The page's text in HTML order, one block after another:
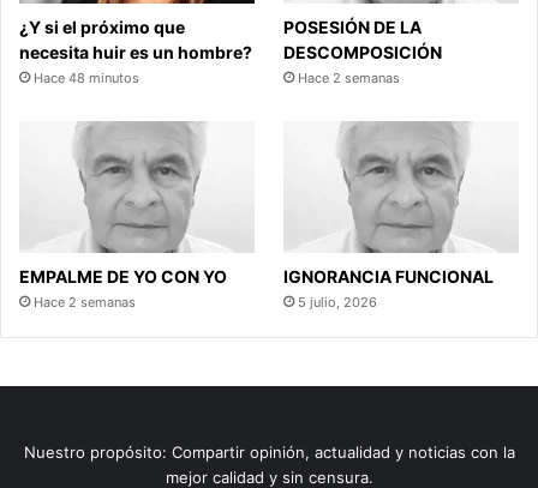
¿Y si el próximo que
necesita huir es un hombre?
Hace 48 minutos
POSESIÓN DE LA
DESCOMPOSICIÓN
Hace 2 semanas
EMPALME DE YO CON YO
Hace 2 semanas
IGNORANCIA FUNCIONAL
5 julio, 2026
Nuestro propósito: Compartir opinión, actualidad y noticias con la
mejor calidad y sin censura.